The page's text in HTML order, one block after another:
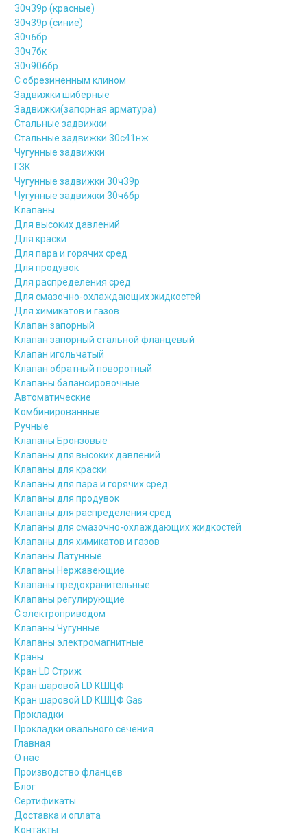
30ч39р (красные)
30ч39р (синие)
30ч6бр
30ч7бк
30ч906бр
С обрезиненным клином
Задвижки шиберные
Задвижки(запорная арматура)
Стальные задвижки
Стальные задвижки 30с41нж
Чугунные задвижки
ГЗК
Чугунные задвижки 30ч39р
Чугунные задвижки 30ч6бр
Клапаны
Для высоких давлений
Для краски
Для пара и горячих сред
Для продувок
Для распределения сред
Для смазочно-охлаждающих жидкостей
Для химикатов и газов
Клапан запорный
Клапан запорный стальной фланцевый
Клапан игольчатый
Клапан обратный поворотный
Клапаны балансировочные
Автоматические
Комбинированные
Ручные
Клапаны Бронзовые
Клапаны для высоких давлений
Клапаны для краски
Клапаны для пара и горячих сред
Клапаны для продувок
Клапаны для распределения сред
Клапаны для смазочно-охлаждающих жидкостей
Клапаны для химикатов и газов
Клапаны Латунные
Клапаны Нержавеющие
Клапаны предохранительные
Клапаны регулирующие
С электроприводом
Клапаны Чугунные
Клапаны электромагнитные
Краны
Кран LD Стриж
Кран шаровой LD КШЦФ
Кран шаровой LD КШЦФ Gas
Прокладки
Прокладки овального сечения
Главная
О нас
Производство фланцев
Блог
Сертификаты
Доставка и оплата
Контакты